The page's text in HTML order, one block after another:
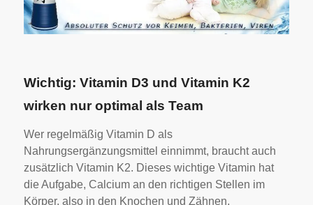
Wichtig: Vitamin D3 und Vitamin K2
wirken nur optimal als Team
Wer regelmäßig Vitamin D als
Nahrungsergänzungsmittel einnimmt, braucht auch
zusätzlich Vitamin K2. Dieses wichtige Vitamin hat
die Aufgabe, Calcium an den richtigen Stellen im
Körper, also in den Knochen und Zähnen,